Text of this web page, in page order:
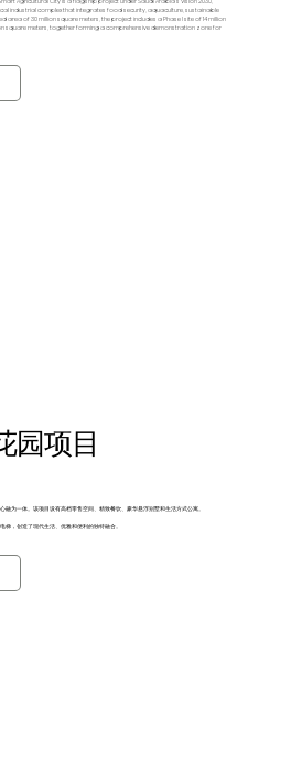
industrial complex that integrates food security, aquaculture, sustainable
area of 30 million square meters, the project includes a Phase I site of 14 million
square meters, together forming a comprehensive demonstration zone for
园项目
融为一体。该项目设有高档零售空间、精致餐饮、豪华悬浮别墅和生活方式公寓。
梯，创造了现代生活、优雅和便利的独特融合。